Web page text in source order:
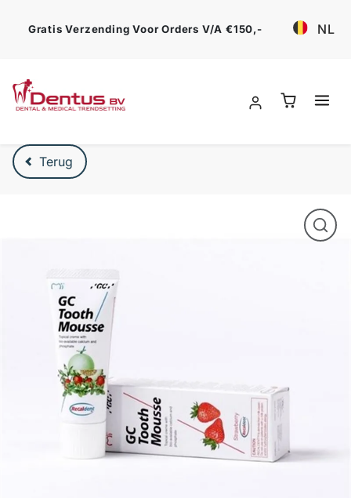
Gratis Verzending Voor Orders V/a €150,- NL
Verder naar product beschrijving
Terug